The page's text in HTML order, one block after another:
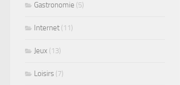
Gastronomie (5)
Internet (11)
Jeux (13)
Loisirs (7)